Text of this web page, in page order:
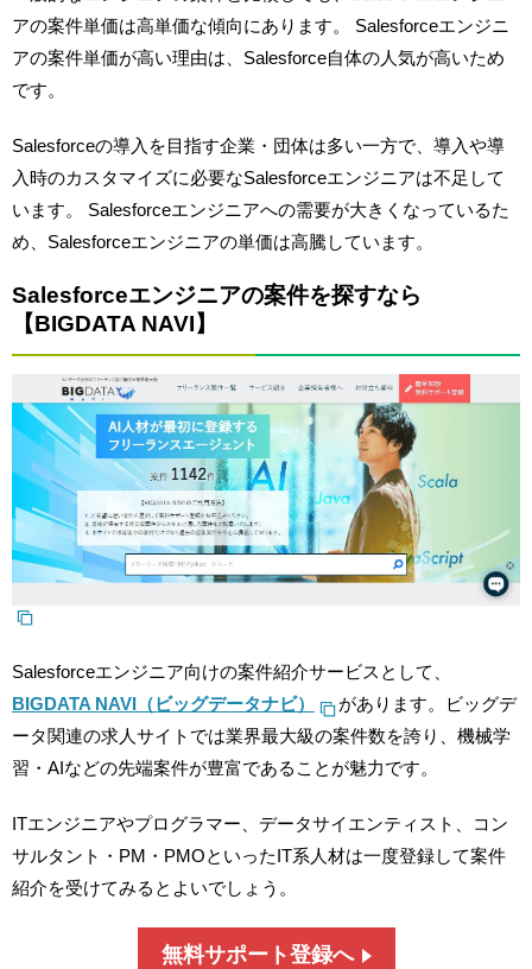
アの案件単価は高単価な傾向にあります。 Salesforceエンジニ
アの案件単価が高い理由は、Salesforce自体の人気が高いため
です。
Salesforceの導入を目指す企業・団体は多い一方で、導入や導
入時のカスタマイズに必要なSalesforceエンジニアは不足して
います。 Salesforceエンジニアへの需要が大きくなっているた
め、Salesforceエンジニアの単価は高騰しています。
Salesforceエンジニアの案件を探すなら
【BIGDATA NAVI】
Salesforceエンジニア向けの案件紹介サービスとして、
BIGDATA NAVI（ビッグデータナビ）
があります。ビッグデ
ータ関連の求人サイトでは業界最大級の案件数を誇り、機械学
習・AIなどの先端案件が豊富であることが魅力です。
ITエンジニアやプログラマー、データサイエンティスト、コン
サルタント・PM・PMOといったIT系人材は一度登録して案件
紹介を受けてみるとよいでしょう。
無料サポート登録へ